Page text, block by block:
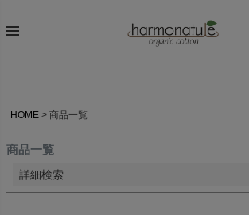
HOME 商品一覧
商品一覧
詳細検索